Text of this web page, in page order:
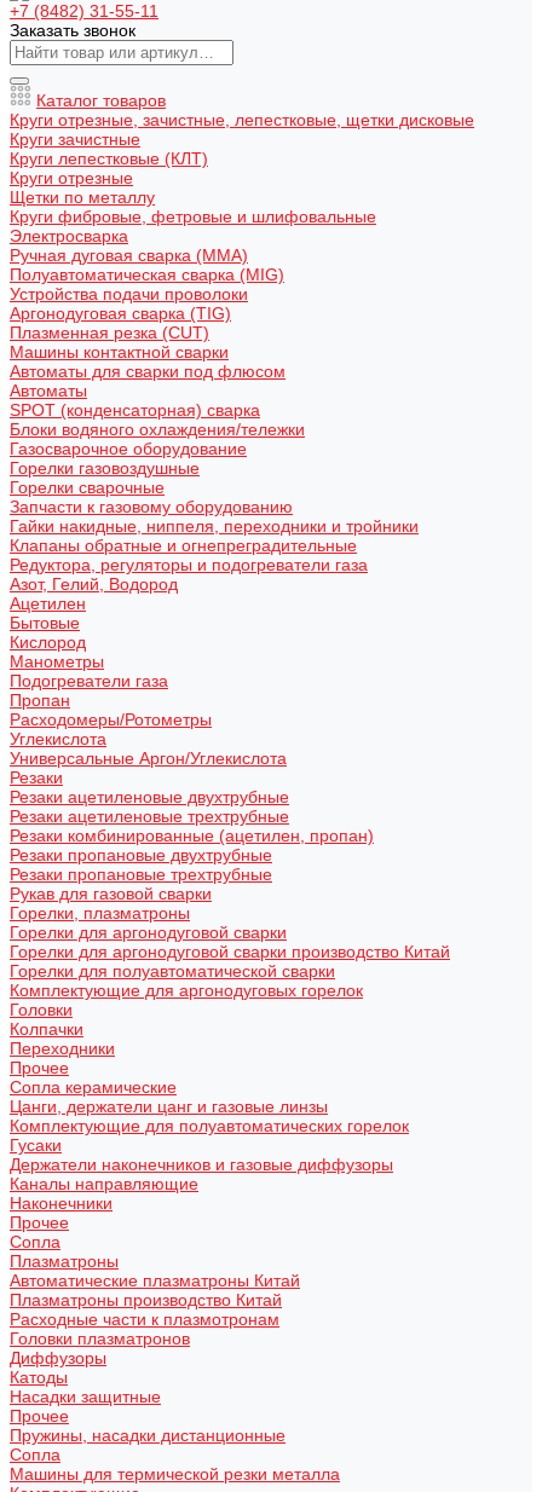
+7 (8482) 31-55-11
Заказать звонок
Каталог товаров
Круги отрезные, зачистные, лепестковые, щетки дисковые
Круги зачистные
Круги лепестковые (КЛТ)
Круги отрезные
Щетки по металлу
Круги фибровые, фетровые и шлифовальные
Электросварка
Ручная дуговая сварка (MMA)
Полуавтоматическая сварка (MIG)
Устройства подачи проволоки
Аргонодуговая сварка (TIG)
Плазменная резка (CUT)
Машины контактной сварки
Автоматы для сварки под флюсом
Автоматы
SPOT (конденсаторная) сварка
Блоки водяного охлаждения/тележки
Газосварочное оборудование
Горелки газовоздушные
Горелки сварочные
Запчасти к газовому оборудованию
Гайки накидные, ниппеля, переходники и тройники
Клапаны обратные и огнепреградительные
Редуктора, регуляторы и подогреватели газа
Азот, Гелий, Водород
Ацетилен
Бытовые
Кислород
Манометры
Подогреватели газа
Пропан
Расходомеры/Ротометры
Углекислота
Универсальные Аргон/Углекислота
Резаки
Резаки ацетиленовые двухтрубные
Резаки ацетиленовые трехтрубные
Резаки комбинированные (ацетилен, пропан)
Резаки пропановые двухтрубные
Резаки пропановые трехтрубные
Рукав для газовой сварки
Горелки, плазматроны
Горелки для аргонодуговой сварки
Горелки для аргонодуговой сварки производство Китай
Горелки для полуавтоматической сварки
Комплектующие для аргонодуговых горелок
Головки
Колпачки
Переходники
Прочее
Сопла керамические
Цанги, держатели цанг и газовые линзы
Комплектующие для полуавтоматических горелок
Гусаки
Держатели наконечников и газовые диффузоры
Каналы направляющие
Наконечники
Прочее
Сопла
Плазматроны
Автоматические плазматроны Китай
Плазматроны производство Китай
Расходные части к плазмотронам
Головки плазматронов
Диффузоры
Катоды
Насадки защитные
Прочее
Пружины, насадки дистанционные
Сопла
Машины для термической резки металла